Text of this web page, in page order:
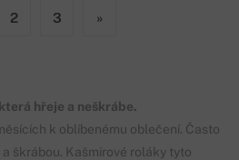
2 3 »
hřeje a neškrábe.
k oblíbenému oblečení. Často
škrábou. Kašmírové roláky tyto